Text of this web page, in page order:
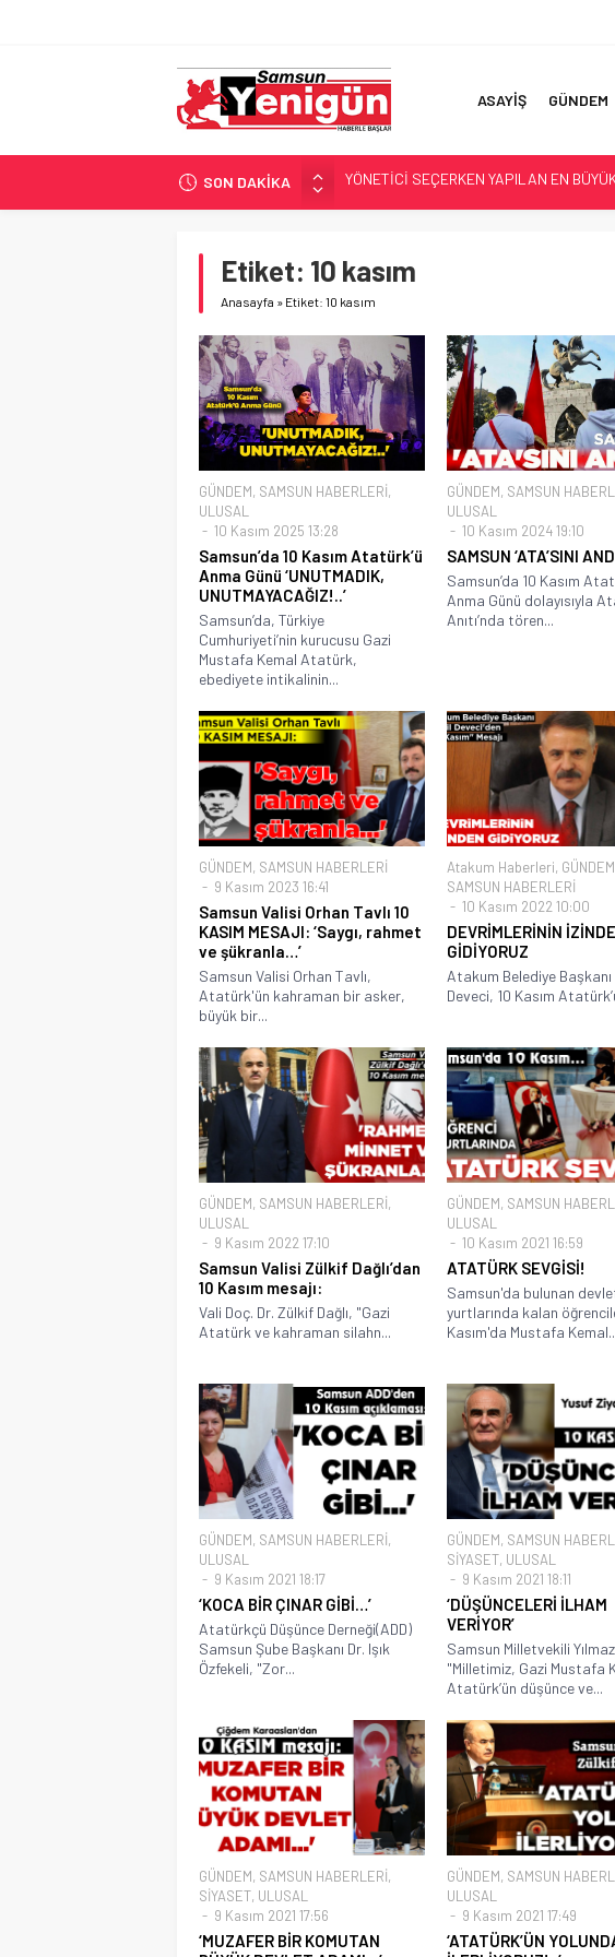
ASAYİŞ GÜNDEM
SON DAKİKA
GERİ SAYIM BAŞLADI
SAMSUNSPOR’DA HEDEF 5’İNCİLİK!
İŞTE FINDIK FİYATI!
Etiket: 10 kasım
Anasayfa » Etiket: 10 kasım
GÜNDEM, SAMSUN HABERLERİ,
ULUSAL
10 Kasım 2025 13:28
Samsun’da 10 Kasım Atatürk’ü
Anma Günü ‘UNUTMADIK,
UNUTMAYACAĞIZ!..’
Samsun’da, Türkiye
Cumhuriyeti’nin kurucusu Gazi
Mustafa Kemal Atatürk,
ebediyete intikalinin...
GÜNDEM, SAMSUN
ULUSAL
10 Kasım 2024 19:10
SAMSUN ‘ATA’SINI
Samsun’da 10 Kasım
Anma Günü dolayısıyla
Anıtı’nda tören...
GÜNDEM, SAMSUN HABERLERİ
9 Kasım 2023 16:41
Samsun Valisi Orhan Tavlı 10
KASIM MESAJI: ‘Saygı, rahmet
ve şükranla…’
Samsun Valisi Orhan Tavlı,
Atatürk'ün kahraman bir asker,
büyük bir...
Atakum Haberleri, GÜNDEM
SAMSUN HABERLERİ
10 Kasım 2022 10:00
DEVRİMLERİNİN
GİDİYORUZ
Atakum Belediye Başkanı
Deveci, 10 Kasım
GÜNDEM, SAMSUN HABERLERİ,
ULUSAL
9 Kasım 2022 17:10
Samsun Valisi Zülkif Dağlı’dan
10 Kasım mesajı:
Vali Doç. Dr. Zülkif Dağlı, "Gazi
Atatürk ve kahraman silahn...
GÜNDEM, SAMSUN
ULUSAL
10 Kasım 2021 16:59
ATATÜRK SEVGİSİ!
Samsun'da bulunan
yurtlarında kalan
Kasım'da Mustafa
GÜNDEM, SAMSUN HABERLERİ,
ULUSAL
9 Kasım 2021 18:17
‘KOCA BİR ÇINAR GİBİ…’
Atatürkçü Düşünce Derneği(ADD)
Samsun Şube Başkanı Dr. Işık
Özfekeli, "Zor...
GÜNDEM, SAMSUN
SİYASET, ULUSAL
9 Kasım 2021 18:11
‘DÜŞÜNCELERİ İLHAM
VERİYOR’
Samsun Milletvekili
"Milletimiz, Gazi Mustafa
Atatürk’ün düşünce ve...
GÜNDEM, SAMSUN HABERLERİ,
SİYASET, ULUSAL
9 Kasım 2021 17:56
‘MUZAFER BİR KOMUTAN
GÜNDEM, SAMSUN
ULUSAL
9 Kasım 2021 17:49
‘ATATÜRK’ÜN